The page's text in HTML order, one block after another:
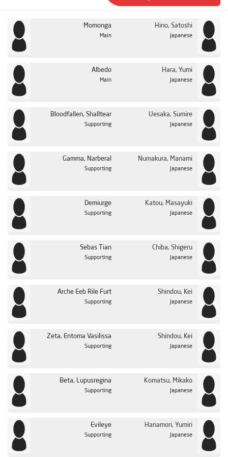
Momonga
Main
Hino, Satoshi
Japanese
Albedo
Main
Hara, Yumi
Japanese
Bloodfallen, Shalltear
Supporting
Uesaka, Sumire
Japanese
Gamma, Narberal
Supporting
Numakura, Manami
Japanese
Demiurge
Supporting
Katou, Masayuki
Japanese
Sebas Tian
Supporting
Chiba, Shigeru
Japanese
Arche Eeb Rile Furt
Supporting
Shindou, Kei
Japanese
Zeta, Entoma Vasilissa
Supporting
Shindou, Kei
Japanese
Beta, Lupusregina
Supporting
Komatsu, Mikako
Japanese
Evileye
Supporting
Hanamori, Yumiri
Japanese